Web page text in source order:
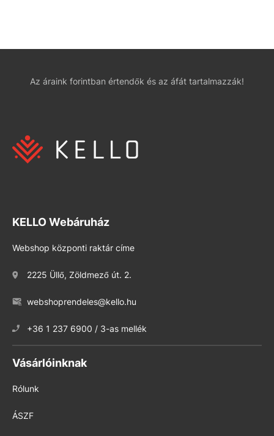
Az áraink forintban értendők és az áfát tartalmazzák!
KELLO Webáruház
Webshop központi raktár címe
2225 Üllő, Zöldmező út. 2.
webshoprendeles@kello.hu
+36 1 237 6900 / 3-as mellék
Vásárlóinknak
Rólunk
ÁSZF